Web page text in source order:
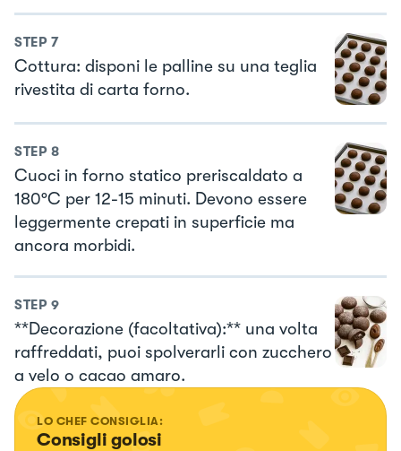
STEP 7
Cottura: disponi le palline su una teglia
rivestita di carta forno.
STEP 8
Cuoci in forno statico preriscaldato a
180°C per 12-15 minuti. Devono essere
leggermente crepati in superficie ma
ancora morbidi.
STEP 9
**Decorazione (facoltativa):** una volta
raffreddati, puoi spolverarli con zucchero
a velo o cacao amaro.
LO CHEF CONSIGLIA:
Consigli golosi